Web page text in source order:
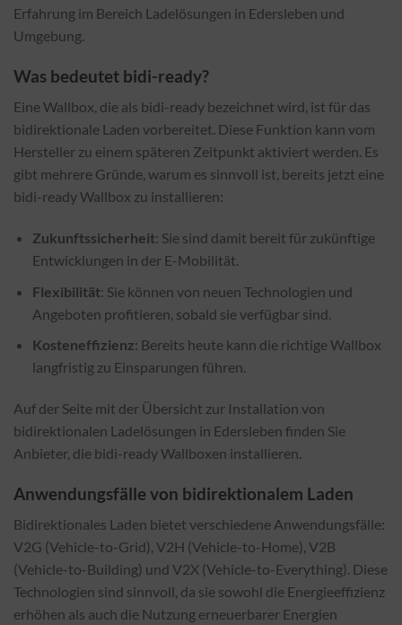
Erfahrung im Bereich Ladelösungen in Edersleben und
Umgebung.
Was bedeutet bidi-ready?
Eine Wallbox, die als bidi-ready bezeichnet wird, ist für das
bidirektionale Laden vorbereitet. Diese Funktion kann vom
Hersteller zu einem späteren Zeitpunkt aktiviert werden. Es
gibt mehrere Gründe, warum es sinnvoll ist, bereits jetzt eine
bidi-ready Wallbox zu installieren:
Zukunftssicherheit: Sie sind damit bereit für zukünftige
Entwicklungen in der E-Mobilität.
Flexibilität: Sie können von neuen Technologien und
Angeboten profitieren, sobald sie verfügbar sind.
Kosteneffizienz: Bereits heute kann die richtige Wallbox
langfristig zu Einsparungen führen.
Auf der Seite mit der Übersicht zur Installation von
bidirektionalen Ladelösungen in Edersleben finden Sie
Anbieter, die bidi-ready Wallboxen installieren.
Anwendungsfälle von bidirektionalem Laden
Bidirektionales Laden bietet verschiedene Anwendungsfälle:
V2G (Vehicle-to-Grid), V2H (Vehicle-to-Home), V2B
(Vehicle-to-Building) und V2X (Vehicle-to-Everything). Diese
Technologien sind sinnvoll, da sie sowohl die Energieeffizienz
erhöhen als auch die Nutzung erneuerbarer Energien